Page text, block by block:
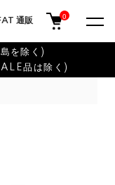
通販 0
を除く)
品は除く)